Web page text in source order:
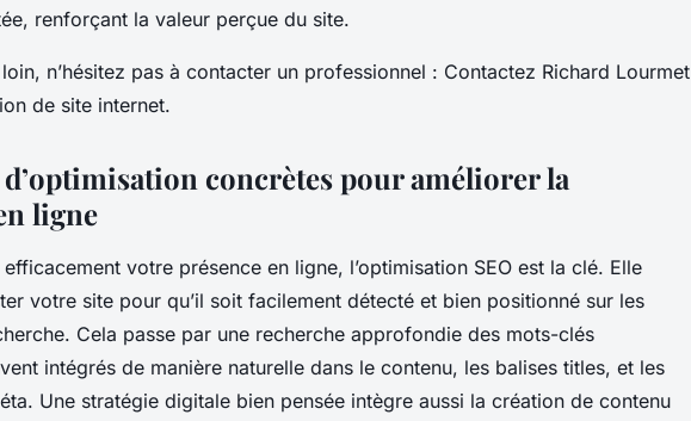
renforçant la valeur perçue du site.
n’hésitez pas à contacter un professionnel : Contactez Richard Lourmet
de site internet.
d’optimisation concrètes pour améliorer la
ligne
votre présence en ligne, l’optimisation SEO est la clé. Elle
votre site pour qu’il soit facilement détecté et bien positionné sur les
Cela passe par une recherche approfondie des mots-clés
intégrés de manière naturelle dans le contenu, les balises titles, et les
Une stratégie digitale bien pensée intègre aussi la création de contenu